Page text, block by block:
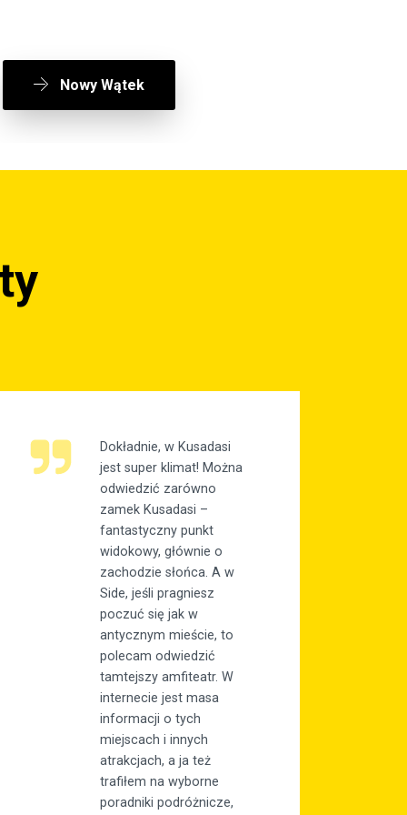
Nowy Wątek
Dokładnie, w Kusadasi
jest super klimat! Można
odwiedzić zarówno
zamek Kusadasi –
fantastyczny punkt
widokowy, głównie o
zachodzie słońca. A w
Side, jeśli pragniesz
poczuć się jak w
antycznym mieście, to
polecam odwiedzić
tamtejszy amfiteatr. W
internecie jest masa
informacji o tych
miejscach i innych
atrakcjach, a ja też
trafiłem na wyborne
poradniki podróżnicze,